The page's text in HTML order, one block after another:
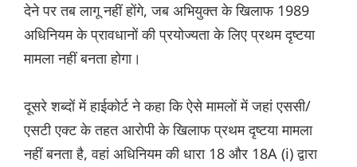
देने पर तब लागू नहीं होंगे, जब अभियुक्त के खिलाफ 1989
अधिनियम के प्रावधानों की प्रयोज्यता के लिए प्रथम दृष्टया
मामला नहीं बनता होगा।
दूसरे शब्दों में हाईकोर्ट ने कहा कि ऐसे मामलों में जहां एससी/
एसटी एक्ट के तहत आरोपी के खिलाफ प्रथम दृष्टया मामला
नहीं बनता है, वहां अधिनियम की धारा 18 और 18A (i) द्वारा